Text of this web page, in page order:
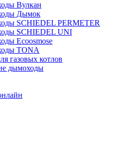
Вулкан
Дымок
SCHIEDEL PERMETER
SCHIEDEL UNI
Ecoosmose
TONA
газовых котлов
дымоходы